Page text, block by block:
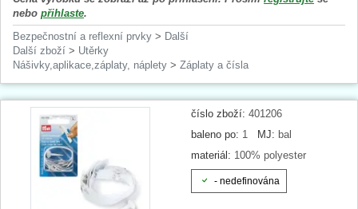
nebo přihlaste.
Bezpečnostní a reflexní prvky > Další
Další zboží > Utěrky
Nášivky,aplikace,záplaty, náplety > Záplaty a čísla
číslo zboží: 401206
baleno po: 1 MJ: bal
materiál: 100% polyester
- nedefinována